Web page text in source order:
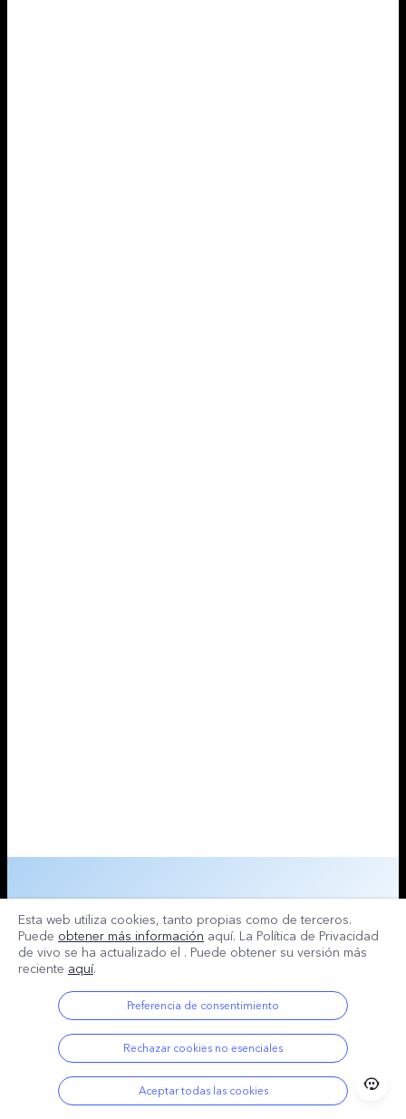
Esta web utiliza cookies, tanto propias como de terceros.
Puede obtener más información aquí. La Política de Privacidad
de vivo se ha actualizado el . Puede obtener su versión más
reciente aquí.
Preferencia de consentimiento
Rechazar cookies no esenciales
Aceptar todas las cookies